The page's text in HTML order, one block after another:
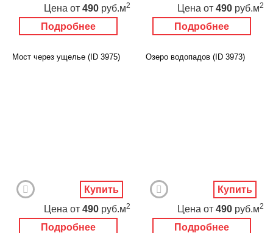
Подробнее
Цена от 490 руб.м2
Подробнее
Цена от 490 руб.м2
Мост через ущелье (ID 3975)
Подробнее
Цена от 490 руб.м2
Купить
Озеро водопадов (ID 3973)
Подробнее
Цена от 490 руб.м2
Купить